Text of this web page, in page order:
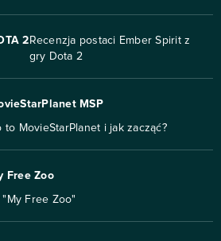
2 Recenzja postaci Ember Spirit z
gry Dota 2
MSP
to MovieStarPlanet i jak zacząć?
Free Zoo
Free Zoo"